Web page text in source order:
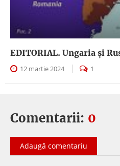
EDITORIAL. Ungaria şi
12 martie 2024 1
Comentarii: 0
Adaugă comentariu